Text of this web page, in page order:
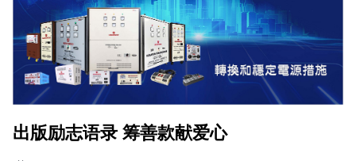
出版励志语录 筹善款献爱心